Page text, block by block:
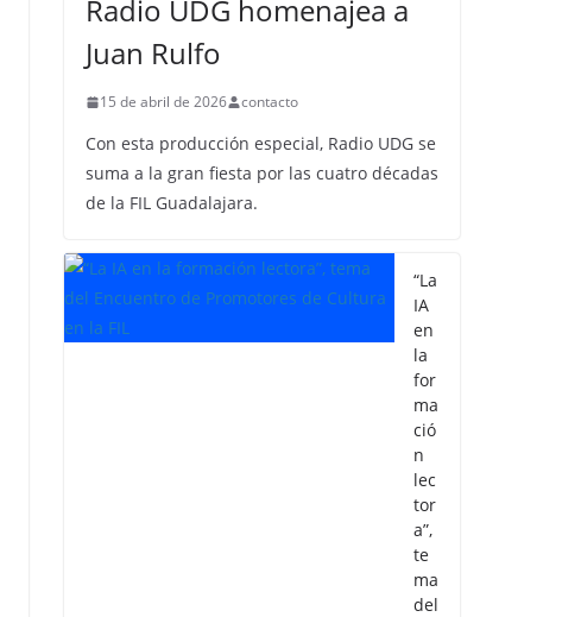
Radio UDG homenajea a
Juan Rulfo
15 de abril de 2026 contacto
Con esta producción especial, Radio UDG se
suma a la gran fiesta por las cuatro décadas
de la FIL Guadalajara.
“La
IA
en
la
for
ma
ció
n
lec
tor
a”,
te
ma
del